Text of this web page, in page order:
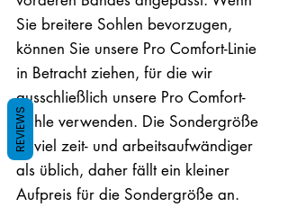
Sie breitere Sohlen bevorzugen,
können Sie unsere Pro Comfort-Linie
in Betracht ziehen, für die wir
ausschließlich unsere Pro Comfort-
Sohle verwenden. Die Sondergröße
ist viel zeit- und arbeitsaufwändiger
als üblich, daher fällt ein kleiner
Aufpreis für die Sondergröße an.
REVIEWS